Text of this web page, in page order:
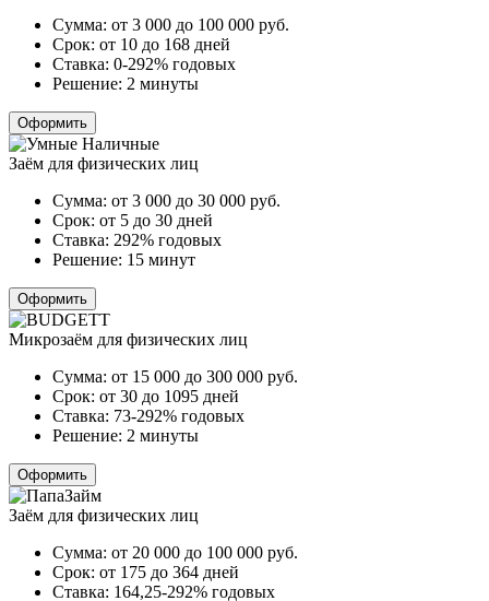
Сумма: от 3 000 до 100 000 руб.
Срок: от 10 до 168 дней
Ставка: 0-292% годовых
Решение: 2 минуты
Оформить
Заём для физических лиц
Сумма: от 3 000 до 30 000 руб.
Срок: от 5 до 30 дней
Ставка: 292% годовых
Решение: 15 минут
Оформить
Микрозаём для физических лиц
Сумма: от 15 000 до 300 000 руб.
Срок: от 30 до 1095 дней
Ставка: 73-292% годовых
Решение: 2 минуты
Оформить
Заём для физических лиц
Сумма: от 20 000 до 100 000 руб.
Срок: от 175 до 364 дней
Ставка: 164,25-292% годовых